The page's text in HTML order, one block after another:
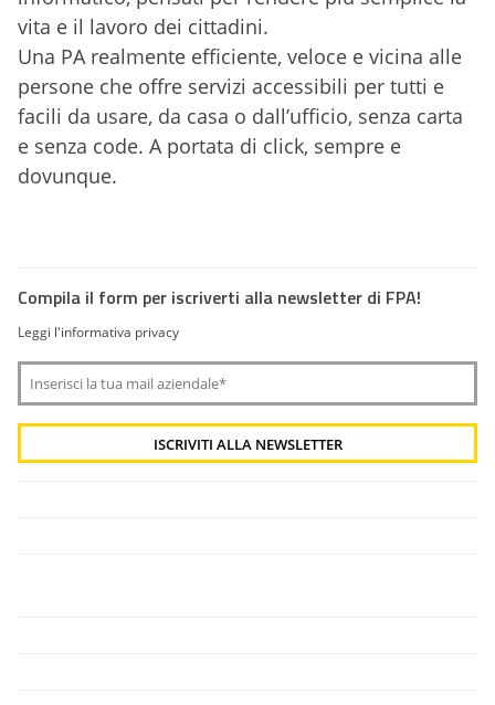
vita e il lavoro dei cittadini.
Una PA realmente efficiente, veloce e vicina alle
persone che offre servizi accessibili per tutti e
facili da usare, da casa o dall’ufficio, senza carta
e senza code. A portata di click, sempre e
dovunque.
Compila il form per iscriverti alla newsletter di FPA!
Leggi l'informativa privacy